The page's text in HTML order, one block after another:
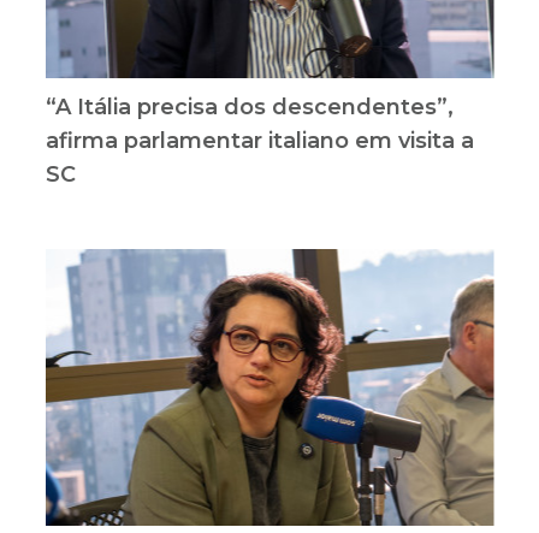
“A Itália precisa dos descendentes”,
afirma parlamentar italiano em visita a
SC